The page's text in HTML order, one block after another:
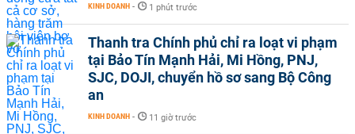
KINH DOANH - 1 phút trước
Thanh tra Chính phủ chỉ ra loạt vi phạm
tại Bảo Tín Mạnh Hải, Mi Hồng, PNJ,
SJC, DOJI, chuyển hồ sơ sang Bộ Công
an
KINH DOANH - 11 giờ trước